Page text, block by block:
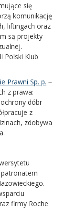
się
komunikację
liftingach oraz
są projekty
Polski Klub
Prawni Sp. p. −
z prawa:
dóbr
z
zdobywa
patronatem
firmy Roche